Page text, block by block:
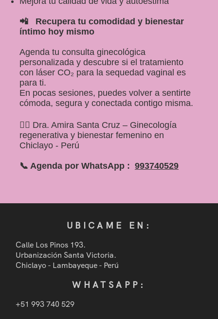
📲 Recupera tu comodidad y bienestar
íntimo hoy mismo
Agenda tu consulta ginecológica
personalizada y descubre si el tratamiento
con láser CO₂ para la sequedad vaginal es
para ti.
En pocas sesiones, puedes volver a sentirte
cómoda, segura y conectada contigo misma.
👩‍⚕️ Dra. Amira Santa Cruz – Ginecología
regenerativa y bienestar femenino en
Chiclayo - Perú
📞 Agenda por WhatsApp : 993740529
UBICAME EN:
Calle Los Pinos 193.
Urbanización Santa Victoria.
Chiclayo - Lambayeque - Perú
WHATSAPP:
+51 993 740 529